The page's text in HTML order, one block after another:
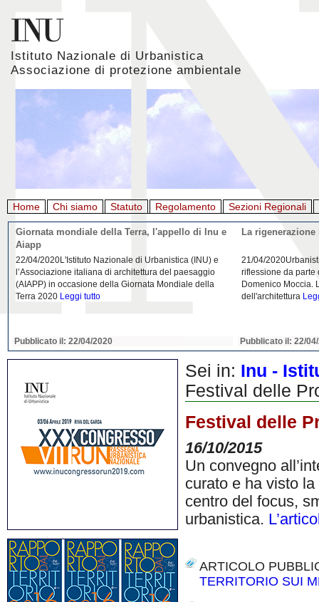
Istituto Nazionale di Urbanistica
Associazione di protezione ambientale
Home Chi siamo Statuto Regolamento Sezioni Regionali
Giornata mondiale della Terra, l'appello di Inu e
Aiapp
22/04/2020L'Istituto Nazionale di Urbanistica (INU) e
l’Associazione italiana di architettura del paesaggio
(AIAPP) in occasione della Giornata Mondiale della
Terra 2020 Leggi tutto
Pubblicato il: 22/04/2020
La
21/04/
riflessione da parte
Domenico Moccia.
dell'architettura
Pubblicato il: 22/
Sei in: Inu -
Festival delle
Festival delle
16/10/2015
Un convegno
curato e ha visto
centro del focus,
urbanistica.
ARTICOLO
TERRITORIO SUI